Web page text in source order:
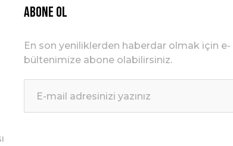
ABONE OL
En son yeniliklerden haberdar olmak için e-
bültenimize abone olabilirsiniz.